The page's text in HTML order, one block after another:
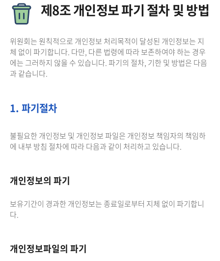
제8조 개인정보 파기 절차 및 방법
위원회는 원칙적으로 개인정보 처리목적이 달성된 개인정보는 지
체 없이 파기합니다. 다만, 다른 법령에 따라 보존하여야 하는 경우
에는 그러하지 않을 수 있습니다. 파기의 절차, 기한 및 방법은 다음
과 같습니다.
1. 파기절차
불필요한 개인정보 및 개인정보 파일은 개인정보 책임자의 책임하
에 내부 방침 절차에 따라 다음과 같이 처리하고 있습니다.
개인정보의 파기
보유기간이 경과한 개인정보는 종료일로부터 지체 없이 파기합니
다.
개인정보파일의 파기